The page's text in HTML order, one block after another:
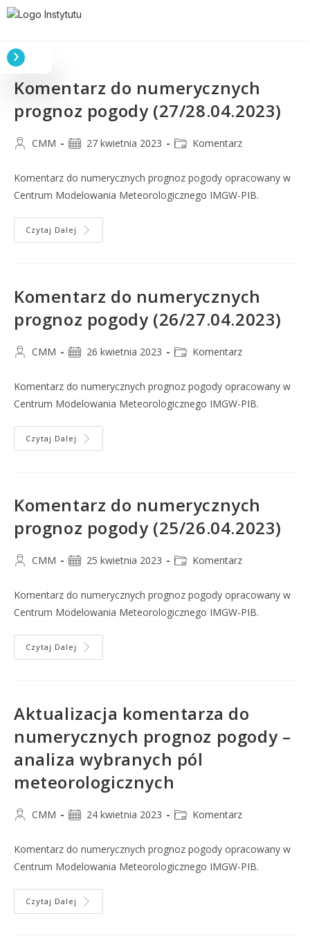
Komentarz do numerycznych
prognoz pogody (27/28.04.2023)
CMM 27 kwietnia 2023 Komentarz
Komentarz do numerycznych prognoz pogody opracowany w
Centrum Modelowania Meteorologicznego IMGW-PIB.
Czytaj Dalej
Komentarz do numerycznych
prognoz pogody (26/27.04.2023)
CMM 26 kwietnia 2023 Komentarz
Komentarz do numerycznych prognoz pogody opracowany w
Centrum Modelowania Meteorologicznego IMGW-PIB.
Czytaj Dalej
Komentarz do numerycznych
prognoz pogody (25/26.04.2023)
CMM 25 kwietnia 2023 Komentarz
Komentarz do numerycznych prognoz pogody opracowany w
Centrum Modelowania Meteorologicznego IMGW-PIB.
Czytaj Dalej
Aktualizacja komentarza do
numerycznych prognoz pogody –
analiza wybranych pól
meteorologicznych
CMM 24 kwietnia 2023 Komentarz
Komentarz do numerycznych prognoz pogody opracowany w
Centrum Modelowania Meteorologicznego IMGW-PIB.
Czytaj Dalej